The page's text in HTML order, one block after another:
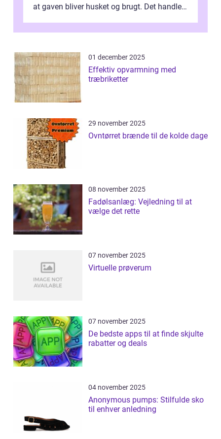
at gaven bliver husket og brugt. Det handler
01 december 2025
Effektiv opvarmning med
træbriketter
29 november 2025
Ovntørret brænde til de kolde dage
08 november 2025
Fadølsanlæg: Vejledning til at
vælge det rette
07 november 2025
Virtuelle prøverum
07 november 2025
De bedste apps til at finde skjulte
rabatter og deals
04 november 2025
Anonymous pumps: Stilfulde sko
til enhver anledning